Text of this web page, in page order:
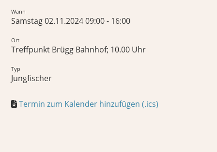
Wann
Samstag 02.11.2024 09:00 - 16:00
Ort
Treffpunkt Brügg Bahnhof; 10.00 Uhr
Typ
Jungfischer
Termin zum Kalender hinzufügen (.ics)